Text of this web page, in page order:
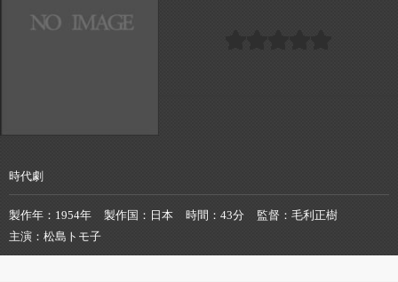
時代劇
製作年 1954年 製作国 日本 時間 43分 監督
毛利正樹
主演
松島トモ子